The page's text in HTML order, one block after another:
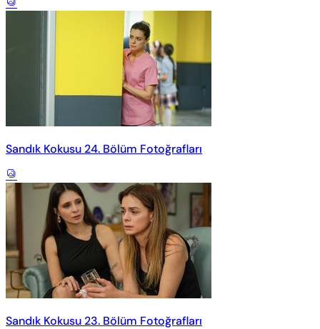
Sandık Kokusu 24. Bölüm Fotoğrafları
Sandık Kokusu 23. Bölüm Fotoğrafları